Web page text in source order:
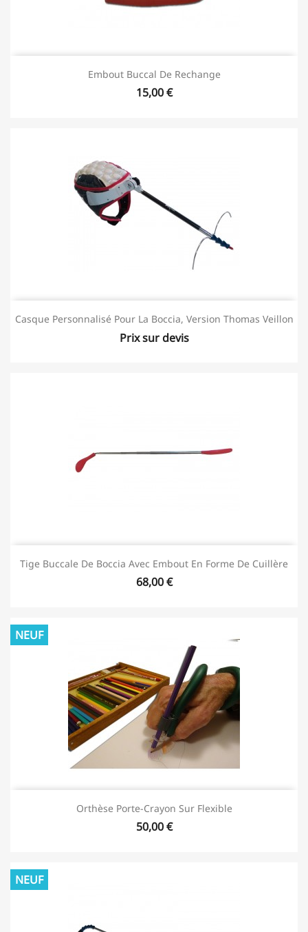
Embout Buccal De Rechange
15,00 €
Casque Personnalisé Pour La Boccia, Version Thomas Veillon
Prix sur devis
Tige Buccale De Boccia Avec Embout En Forme De Cuillère
68,00 €
Orthèse Porte-Crayon Sur Flexible
50,00 €
NEUF
NEUF